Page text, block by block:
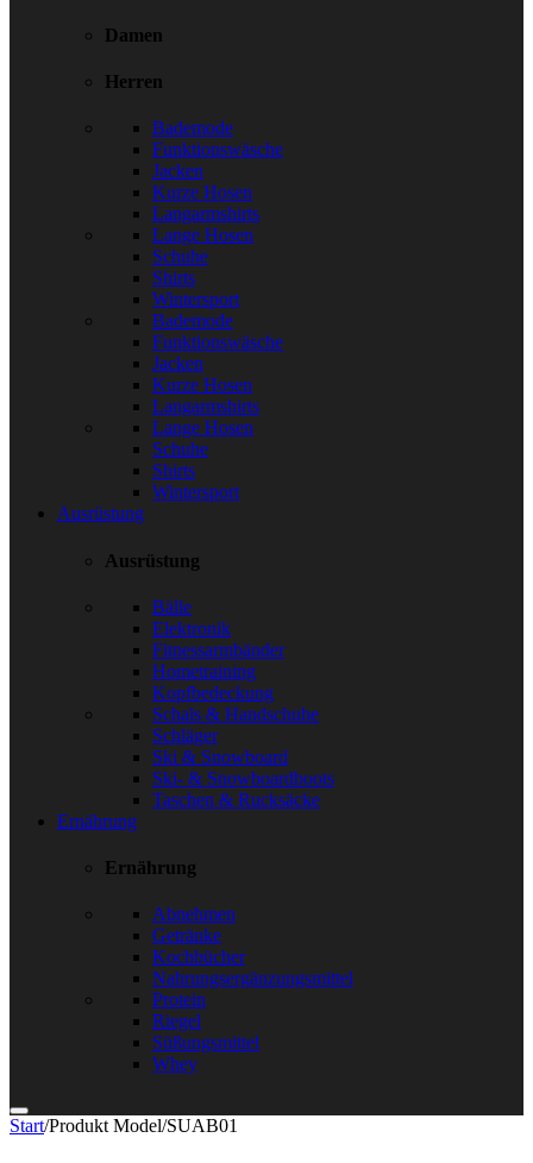
Damen
Herren
Bademode
Funktionswäsche
Jacken
Kurze Hosen
Langarmshirts
Lange Hosen
Schuhe
Shirts
Wintersport
Bademode
Funktionswäsche
Jacken
Kurze Hosen
Langarmshirts
Lange Hosen
Schuhe
Shirts
Wintersport
Ausrüstung
Ausrüstung
Bälle
Elektronik
Fitnessarmbänder
Hometraining
Kopfbedeckung
Schals & Handschuhe
Schläger
Ski & Snowboard
Ski- & Snowboardboots
Taschen & Rucksäcke
Ernährung
Ernährung
Abnehmen
Getränke
Kochbücher
Nahrungsergänzungsmittel
Protein
Riegel
Süßungsmittel
Whey
Start/Produkt Model/SUAB01